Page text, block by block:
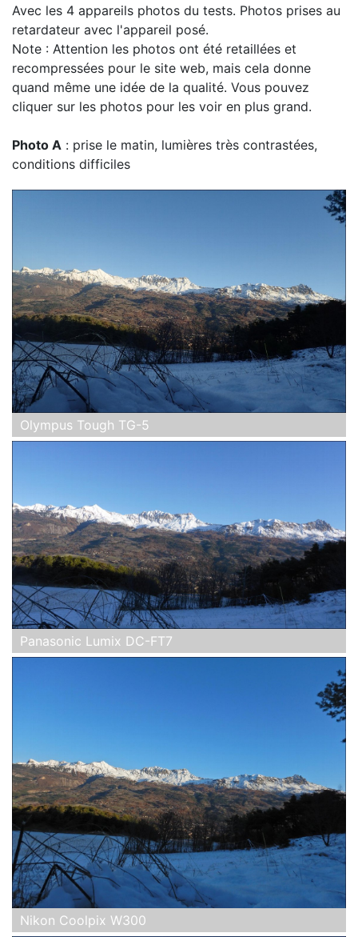
Avec les 4 appareils photos du tests. Photos prises au
retardateur avec l'appareil posé.
Note : Attention les photos ont été retaillées et
recompressées pour le site web, mais cela donne
quand même une idée de la qualité. Vous pouvez
cliquer sur les photos pour les voir en plus grand.
Photo A : prise le matin, lumières très contrastées,
conditions difficiles
Olympus Tough TG-5
Panasonic Lumix DC-FT7
Nikon Coolpix W300